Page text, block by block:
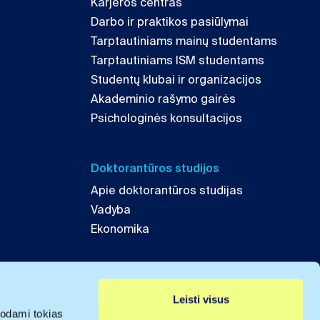
tokias
Leisti visus
Darbo ir praktikos pasiūlymai
Tarptautiniams mainų studentams
Tarptautiniams ISM studentams
Studentų klubai ir organizacijos
Akademinio rašymo gairės
Psichologinės konsultacijos
Doktorantūros studijos
Apie doktorantūros studijas
Vadyba
Ekonomika